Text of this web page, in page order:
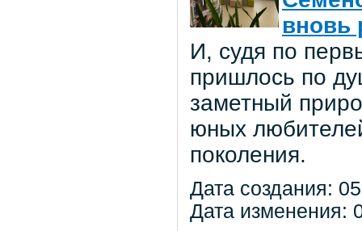
вновь
И, судя по
пришлось по
заметный
юных
поколения.
Дата создания:
Дата изменения: